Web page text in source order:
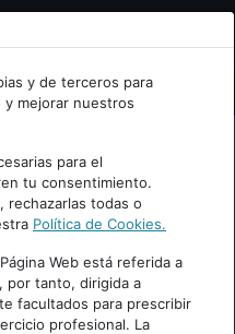
Cancelar
y de terceros para
y mejorar nuestros
para el
tu consentimiento.
rechazarlas todas o
Política de Cookies.
Web está referida a
por tanto, dirigida a
facultados para prescribir
profesional. La